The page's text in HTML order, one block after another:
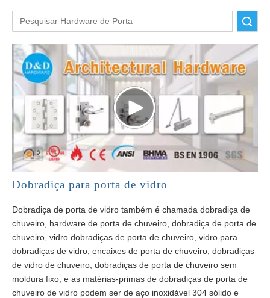
Dobradiça para porta de vidro
Dobradiça de porta de vidro também é chamada dobradiça de
chuveiro, hardware de porta de chuveiro, dobradiça de porta de
chuveiro, vidro dobradiças de porta de chuveiro, vidro para
dobradiças de vidro, encaixes de porta de chuveiro, dobradiças
de vidro de chuveiro, dobradiças de porta de chuveiro sem
moldura fixo, e as matérias-primas de dobradiças de porta de
chuveiro de vidro podem ser de aço inoxidável 304 sólido e